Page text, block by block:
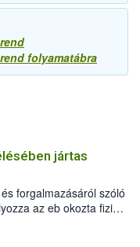
folyamatábra
jártas
forgalmazásáról szóló
az eb okozta fizikai
felmerülő
eb tartását és annak